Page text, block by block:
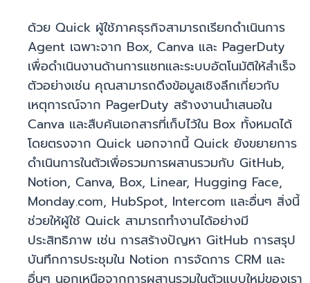
ด้วย Quick ผู้ใช้ภาคธุรกิจสามารถเรียกดำเนินการ
Agent เฉพาะจาก Box, Canva และ PagerDuty
เพื่อดำเนินงานด้านการแชทและระบบอัตโนมัติให้สำเร็จ
ตัวอย่างเช่น คุณสามารถดึงข้อมูลเชิงลึกเกี่ยวกับ
เหตุการณ์จาก PagerDuty สร้างงานนำเสนอใน
Canva และสืบค้นเอกสารที่เก็บไว้ใน Box ทั้งหมดได้
โดยตรงจาก Quick นอกจากนี้ Quick ยังขยายการ
ดำเนินการในตัวเพื่อรวมการผสานรวมกับ GitHub,
Notion, Canva, Box, Linear, Hugging Face,
Monday.com, HubSpot, Intercom และอื่นๆ สิ่งนี้
ช่วยให้ผู้ใช้ Quick สามารถทำงานได้อย่างมี
ประสิทธิภาพ เช่น การสร้างปัญหา GitHub การสรุป
บันทึกการประชุมใน Notion การจัดการ CRM และ
อื่นๆ นอกเหนือจากการผสานรวมในตัวแบบใหม่ของเรา